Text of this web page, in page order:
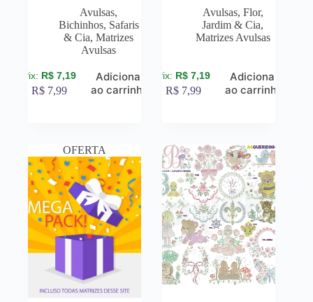
Avulsas,
Bichinhos, Safaris
& Cia,Matrizes
Avulsas
R$ 7,19
R$ 7,99
Adicionar
ao carrinho
Avulsas, Flor,
Jardim & Cia,
Matrizes Avulsas
R$ 7,19
R$ 7,99
Adicionar
ao carrinho
OFERTA